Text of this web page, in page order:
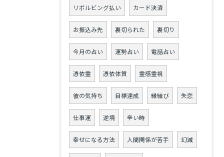
リボルビング払い カード決済
お振込み先 裏切られた 裏切り
今月の占い 運勢占い 電話占い
憑依霊 憑依体質 霊感霊視
彼の気持ち 目標達成 縁結び 失恋
仕事運 逆境 辛い時
幸せになる方法 人間関係が苦手 幻滅